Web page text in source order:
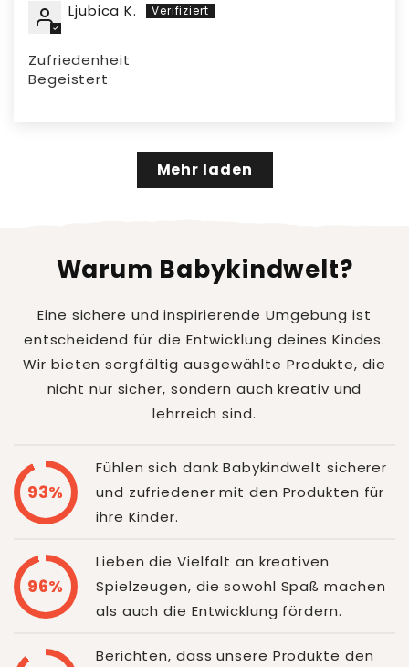
Ljubica K.
Zufriedenheit
Begeistert
Mehr laden
Warum Babykindwelt?
Eine sichere und inspirierende Umgebung ist
entscheidend für die Entwicklung deines Kindes.
Wir bieten sorgfältig ausgewählte Produkte, die
nicht nur sicher, sondern auch kreativ und
lehrreich sind.
93%
Fühlen sich dank Babykindwelt sicherer
und zufriedener mit den Produkten für
ihre Kinder.
96%
Lieben die Vielfalt an kreativen
Spielzeugen, die sowohl Spaß machen
als auch die Entwicklung fördern.
Berichten, dass unsere Produkte den